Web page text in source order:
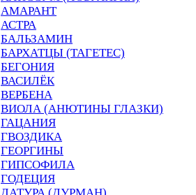
АМАРАНТ
АСТРА
БАЛЬЗАМИН
БАРХАТЦЫ (ТАГЕТЕС)
БЕГОНИЯ
ВАСИЛЁК
ВЕРБЕНА
ВИОЛА (АНЮТИНЫ ГЛАЗКИ)
ГАЦАНИЯ
ГВОЗДИКА
ГЕОРГИНЫ
ГИПСОФИЛА
ГОДЕЦИЯ